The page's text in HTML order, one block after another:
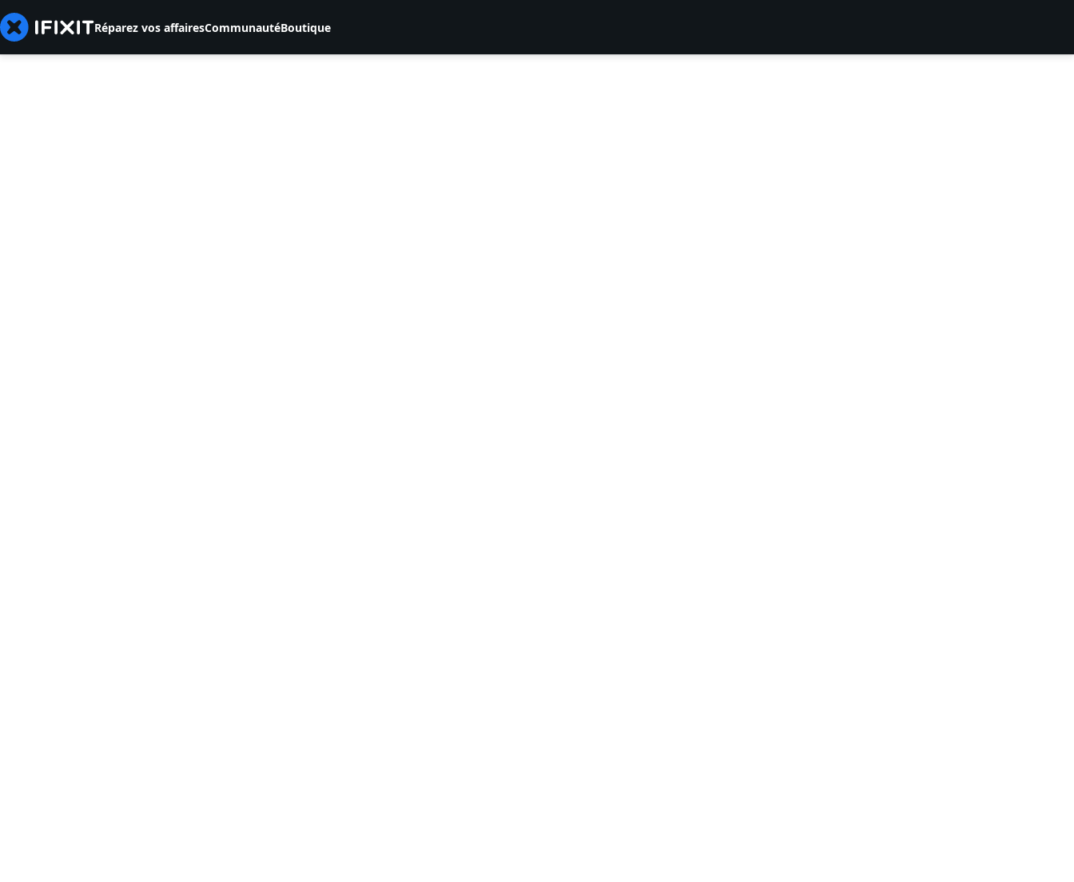
Réparez vos affairesCommunautéBoutique